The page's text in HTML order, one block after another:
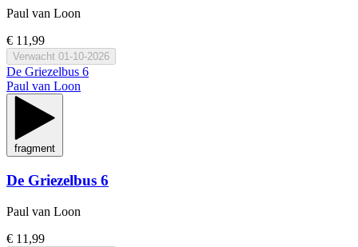
Paul van Loon
€ 11,99
Verwacht 01-10-2026
De Griezelbus 6
Paul van Loon
fragment
De Griezelbus 6
Paul van Loon
€ 11,99